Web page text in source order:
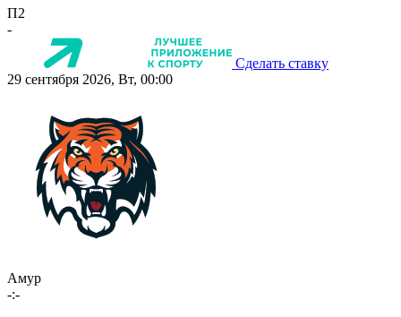
П2
-
Сделать ставку
29 сентября 2026, Вт, 00:00
Амур
-:-